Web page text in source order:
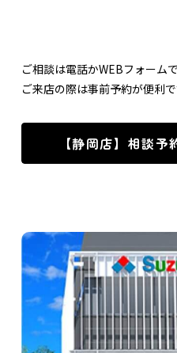
ご相談は電話かWEBフォーム
ご来店の際は事前予約が便利で
【静岡店】相談予